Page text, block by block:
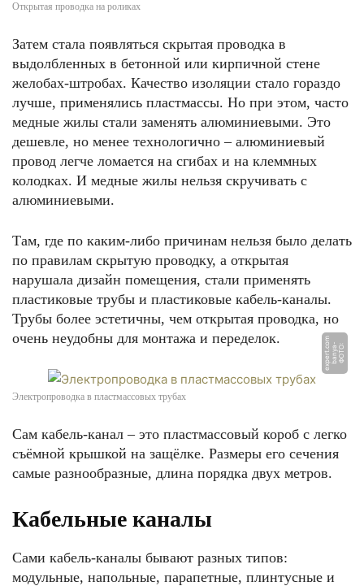
Открытая проводка на роликах
Затем стала появляться скрытая проводка в
выдолбленных в бетонной или кирпичной стене
желобах-штробах. Качество изоляции стало гораздо
лучше, применялись пластмассы. Но при этом, часто
медные жилы стали заменять алюминиевыми. Это
дешевле, но менее технологично – алюминиевый
провод легче ломается на сгибах и на клеммных
колодках. И медные жилы нельзя скручивать с
алюминиевыми.
Там, где по каким-либо причинам нельзя было делать
по правилам скрытую проводку, а открытая
нарушала дизайн помещения, стали применять
пластиковые трубы и пластиковые кабель-каналы.
Трубы более эстетичны, чем открытая проводка, но
очень неудобны для монтажа и переделок.
Ф
О
Т
О:
b
a
n
y
a
-
e
x
p
e
r
t.
c
o
m
Электропроводка в пластмассовых трубах
Сам кабель-канал – это пластмассовый короб с легко
съёмной крышкой на защёлке. Размеры его сечения
самые разнообразные, длина порядка двух метров.
Кабельные каналы
Сами кабель-каналы бывают разных типов:
модульные, напольные, парапетные, плинтусные и